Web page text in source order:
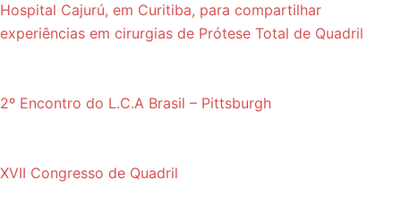
Hospital Cajurú, em Curitiba, para compartilhar
experiências em cirurgias de Prótese Total de Quadril
2º Encontro do L.C.A Brasil – Pittsburgh
XVII Congresso de Quadril